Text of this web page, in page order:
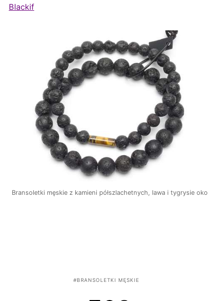
Blackif
Bransoletki męskie z kamieni półszlachetnych, lawa i tygrysie oko
BRANSOLETKI MĘSKIE